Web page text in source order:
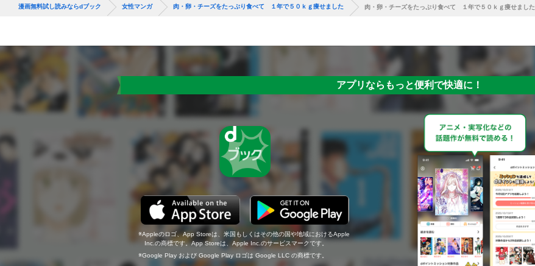
漫画無料試し読みならdブック 女性マンガ 肉・卵・チーズをたっぷり食べて １年で５０ｋｇ痩せました 肉・卵・チーズをたっぷり食べて １年で５０ｋｇ痩せました
アプリならもっと便利で快適に！
Appleのロゴ、App Storeは、米国もしくはその他の国や地域におけるApple
Inc.の商標です。App Storeは、Apple Inc.のサービスマークです。
Google Play および Google Play ロゴは Google LLC の商標です。